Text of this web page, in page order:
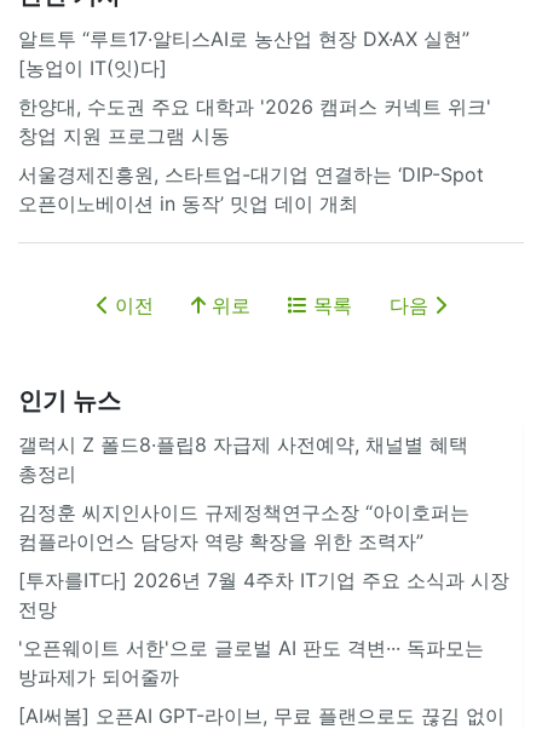
알트투 “루트17·알티스AI로 농산업 현장 DX·AX 실현”
[농업이 IT(잇)다]
한양대, 수도권 주요 대학과 '2026 캠퍼스 커넥트 위크'
창업 지원 프로그램 시동
서울경제진흥원, 스타트업-대기업 연결하는 ‘DIP-Spot
오픈이노베이션 in 동작’ 밋업 데이 개최
이전 위로 목록 다음
인기 뉴스
갤럭시 Z 폴드8·플립8 자급제 사전예약, 채널별 혜택
총정리
김정훈 씨지인사이드 규제정책연구소장 “아이호퍼는
컴플라이언스 담당자 역량 확장을 위한 조력자”
[투자를IT다] 2026년 7월 4주차 IT기업 주요 소식과 시장
전망
'오픈웨이트 서한'으로 글로벌 AI 판도 격변··· 독파모는
방파제가 되어줄까
[AI써봄] 오픈AI GPT-라이브, 무료 플랜으로도 끊김 없이